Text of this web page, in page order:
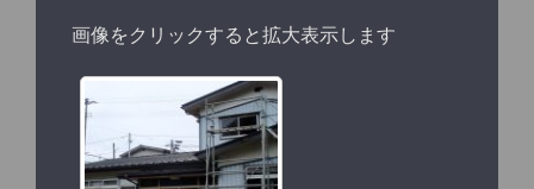
画像をクリックすると拡大表示します